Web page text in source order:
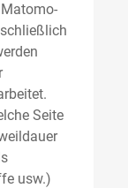
Seite
usw.)